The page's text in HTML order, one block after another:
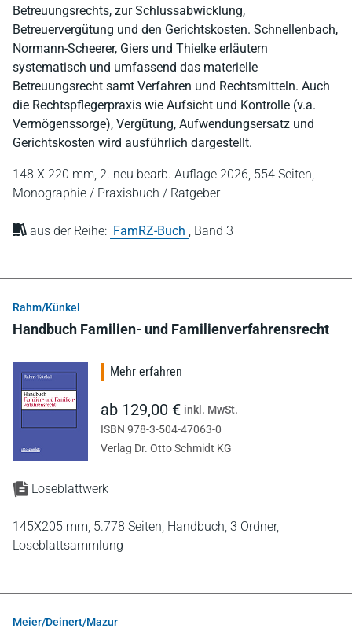
Betreuungsrechts, zur Schlussabwicklung,
Betreuervergütung und den Gerichtskosten. Schnellenbach,
Normann-Scheerer, Giers und Thielke erläutern
systematisch und umfassend das materielle
Betreuungsrecht samt Verfahren und Rechtsmitteln. Auch
die Rechtspflegerpraxis wie Aufsicht und Kontrolle (v.a.
Vermögenssorge), Vergütung, Aufwendungsersatz und
Gerichtskosten wird ausführlich dargestellt.
148 X 220 mm, 2. neu bearb. Auflage 2026, 554 Seiten,
Monographie / Praxisbuch / Ratgeber
aus der Reihe: FamRZ-Buch , Band 3
Rahm/Künkel
Handbuch Familien- und Familienverfahrensrecht
Loseblattwerk
145X205 mm, 5.778 Seiten, Handbuch, 3 Ordner,
Loseblattsammlung
Mehr erfahren
ab 129,00 € inkl. MwSt.
ISBN 978-3-504-47063-0
Verlag Dr. Otto Schmidt KG
Meier/Deinert/Mazur